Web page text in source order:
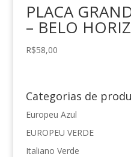
PLACA
– BELO
R$58,00
Categorias de
Europeu Azul
EUROPEU VERDE
Italiano Verde